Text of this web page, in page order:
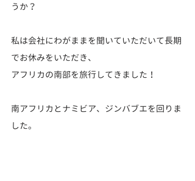
うか？
私は会社にわがままを聞いていただいて長期
でお休みをいただき、
アフリカの南部を旅行してきました！
南アフリカとナミビア、ジンバブエを回りま
した。